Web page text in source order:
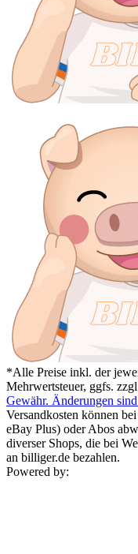
*Alle Preise inkl. der
Mehrwertsteuer, ggfs.
Gewähr. Änderungen
Versandkosten können
eBay Plus) oder Abos
diverser Shops, die bei
an billiger.de bezahlen.
Powered by: